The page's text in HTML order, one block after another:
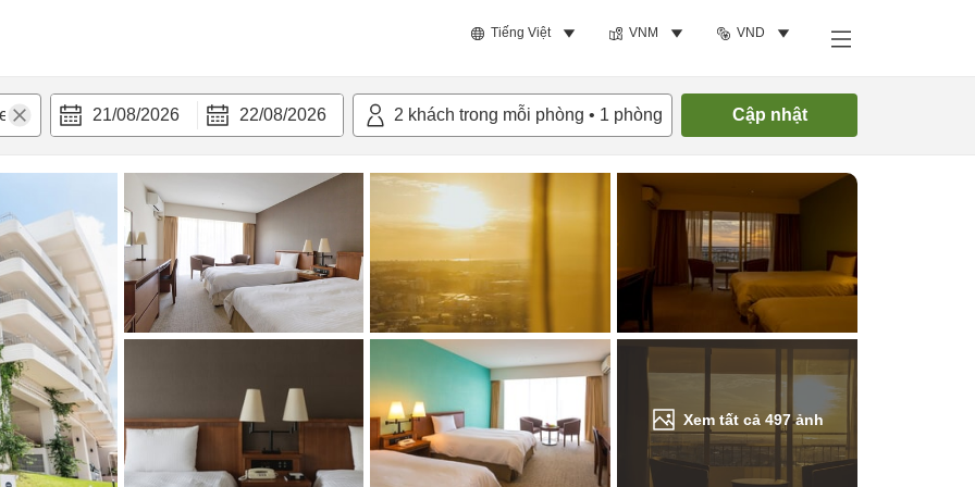
Tiếng Việt VNM VND
21/08/2026 22/08/2026 2 khách trong mỗi phòng • 1 phòng Cập nhật
Xem tất cả497ảnh
nghi Tìm phòng trống